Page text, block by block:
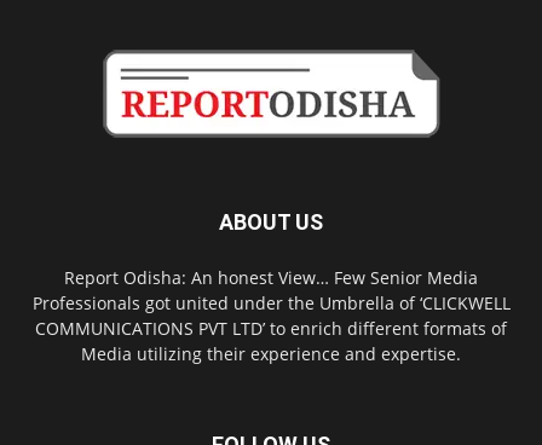
ABOUT US
Report Odisha: An honest View… Few Senior Media
Professionals got united under the Umbrella of ‘CLICKWELL
COMMUNICATIONS PVT LTD’ to enrich different formats of
Media utilizing their experience and expertise.